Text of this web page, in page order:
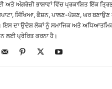
ਅਤੇ ਅੰਗਰੇਜ਼ੀ ਭਾਸ਼ਾਵਾਂ ਵਿੱਚ ਪ੍ਰਕਾਸ਼ਿਤ ਇੱਕ
ਸਿੱਖਿਆ, ਫੈਸ਼ਨ, ਪਾਲਣ-ਪੋਸ਼ਣ, ਘਰ
ਇਸ ਦਾ ਉਦੇਸ਼ ਲੋਕਾਂ ਨੂੰ ਸਮਾਜਿਕ ਅਤੇ
ਲਈ ਪ੍ਰੇਰਿਤ ਕਰਨਾ ਹੈ।